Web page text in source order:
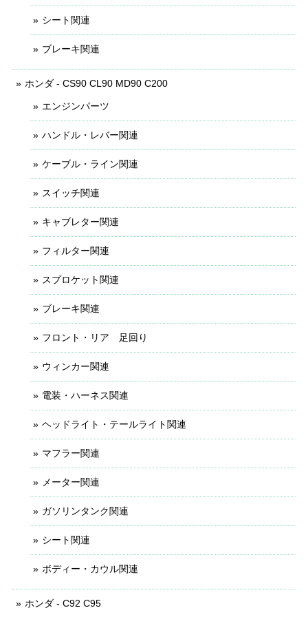
シート関連
ブレーキ関連
ホンダ - CS90 CL90 MD90 C200
エンジンパーツ
ハンドル・レバー関連
ケーブル・ライン関連
スイッチ関連
キャブレター関連
フィルター関連
スプロケット関連
ブレーキ関連
フロント・リア 足回り
ウィンカー関連
電装・ハーネス関連
ヘッドライト・テールライト関連
マフラー関連
メーター関連
ガソリンタンク関連
シート関連
ボディー・カウル関連
ホンダ - C92 C95